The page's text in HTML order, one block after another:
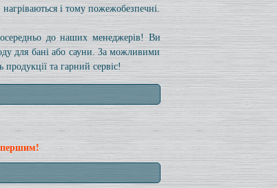
і тому пожежобезпечні.
до наших менеджерів! Ви
для бані або сауни. За можливими
та гарний сервіс!
першим!